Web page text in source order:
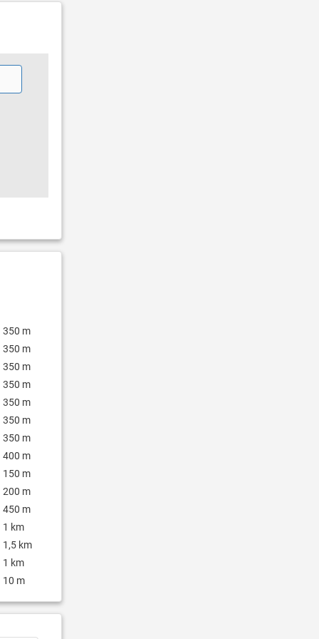
350 m
350 m
350 m
350 m
350 m
350 m
350 m
400 m
150 m
200 m
450 m
1 km
1,5 km
1 km
10 m